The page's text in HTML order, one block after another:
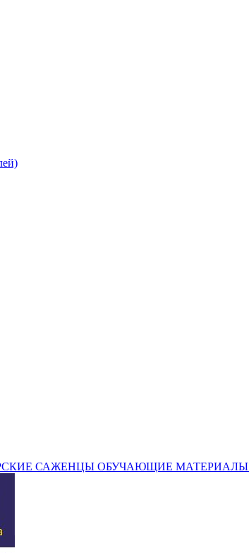
САЖЕНЦЫ ОБУЧАЮЩИЕ МАТЕРИАЛЫ